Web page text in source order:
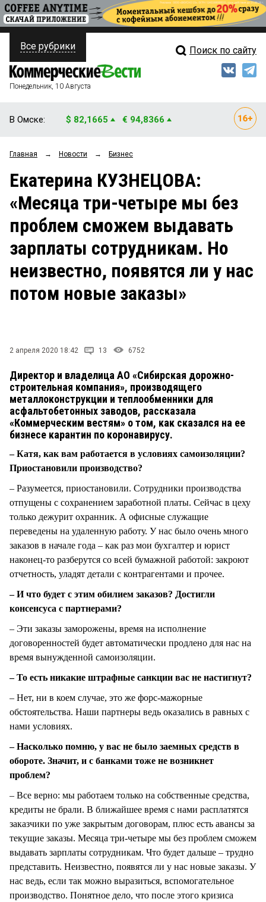
ПОЛИТИКА
ФИНАНСЫ
ОБЩЕСТВО
ЗАКОН
НОВОСТИ КОМПАНИЙ
СТИЛЬ ЖИЗНИ
Свежий выпуск
Рейтинги
Блоги
Архив
Все рубрики Поиск по сайту
Понедельник, 10 Августа
В Омске: $ 82,1665 € 94,8366
Главная → Новости → Бизнес
Екатерина КУЗНЕЦОВА:
«Месяца три-четыре мы без
проблем сможем выдавать
зарплаты сотрудникам. Но
неизвестно, появятся ли у нас
потом новые заказы»
2 апреля 2020 18:42 13 6752
Директор и владелица АО «Сибирская дорожно-
строительная компания», производящего
металлоконструкции и теплообменники для
асфальтобетонных заводов, рассказала
«Коммерческим вестям» о том, как сказался на ее
бизнесе карантин по коронавирусу.
– Катя, как вам работается в условиях самоизоляции?
Приостановили производство?
– Разумеется, приостановили. Сотрудники производства
отпущены с сохранением заработной платы. Сейчас в цеху
только дежурит охранник. А офисные служащие
переведены на удаленную работу. У нас было очень много
заказов в начале года – как раз мои бухгалтер и юрист
наконец-то разберутся со всей бумажной работой: закроют
отчетность, уладят детали с контрагентами и прочее.
– И что будет с этим обилием заказов? Достигли
консенсуса с партнерами?
– Эти заказы заморожены, время на исполнение
договоренностей будет автоматически продлено для нас на
время вынужденной самоизоляции.
– То есть никакие штрафные санкции вас не настигнут?
– Нет, ни в коем случае, это же форс-мажорные
обстоятельства. Наши партнеры ведь оказались в равных с
нами условиях.
– Насколько помню, у вас не было заемных средств в
обороте. Значит, и с банками тоже не возникнет
проблем?
– Все верно: мы работаем только на собственные средства,
кредиты не брали. В ближайшее время с нами расплатятся
заказчики по уже закрытым договорам, плюс есть авансы за
текущие заказы. Месяца три-четыре мы без проблем сможем
выдавать зарплаты сотрудникам. Что будет дальше – трудно
представить. Неизвестно, появятся ли у нас новые заказы. У
нас ведь, если так можно выразиться, вспомогательное
производство. Понятное дело, что после этого кризиса